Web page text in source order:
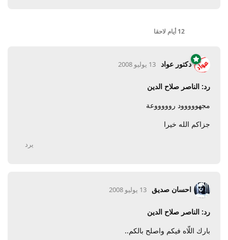
12 أيام لاحقا
دكتور عواد 13 يوليو 2008
رد: الناصر صلاح الدين
مجهووووود روووووعة
جزاكم الله خيرا
يرد
احسان صديق 13 يوليو 2008
رد: الناصر صلاح الدين
بارك اللّاه فيكم واصلح بالكم..